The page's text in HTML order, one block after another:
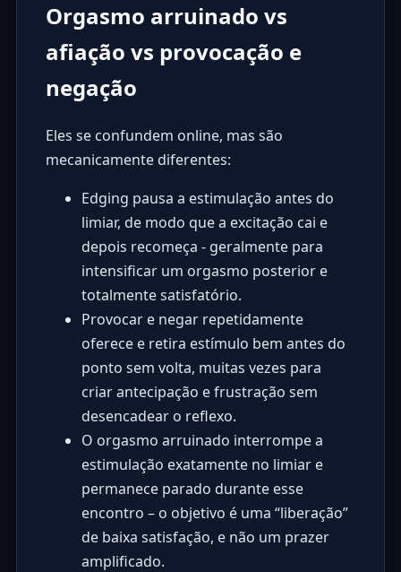
Orgasmo arruinado vs
afiação vs provocação e
negação
Eles se confundem online, mas são
mecanicamente diferentes:
Edging pausa a estimulação antes do
limiar, de modo que a excitação cai e
depois recomeça - geralmente para
intensificar um orgasmo posterior e
totalmente satisfatório.
Provocar e negar repetidamente
oferece e retira estímulo bem antes do
ponto sem volta, muitas vezes para
criar antecipação e frustração sem
desencadear o reflexo.
O orgasmo arruinado interrompe a
estimulação exatamente no limiar e
permanece parado durante esse
encontro – o objetivo é uma “liberação”
de baixa satisfação, e não um prazer
amplificado.